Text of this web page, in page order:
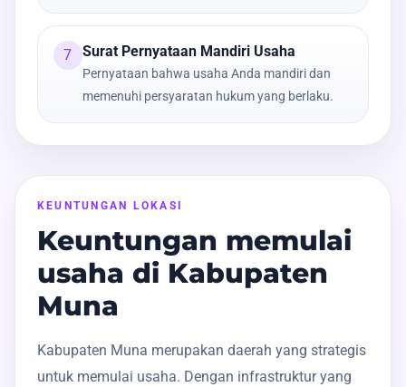
7 Surat Pernyataan Mandiri Usaha
Pernyataan bahwa usaha Anda mandiri dan
memenuhi persyaratan hukum yang berlaku.
KEUNTUNGAN LOKASI
Keuntungan memulai
usaha di Kabupaten
Muna
Kabupaten Muna merupakan daerah yang strategis
untuk memulai usaha. Dengan infrastruktur yang